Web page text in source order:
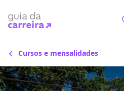
Cursos e mensalidades
Escolha de unidade
Distâncias calculadas à partir de